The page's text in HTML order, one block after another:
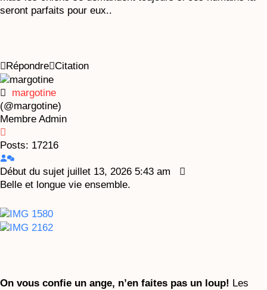
seront parfaits pour eux..
Répondre Citation
margotine
(@margotine)
Membre Admin
Posts: 17216
Début du sujet juillet 13, 2026 5:43 am
Belle et longue vie ensemble.
On vous confie un ange, n’en faites pas un loup! Les